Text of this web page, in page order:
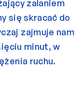
zalaniem
się skracać do
zajmuje nam
minut, w
ruchu.